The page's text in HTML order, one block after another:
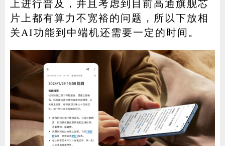
上进行普及，并且考虑到目前高通旗舰芯
片上都有算力不宽裕的问题，所以下放相
关AI功能到中端机还需要一定的时间。